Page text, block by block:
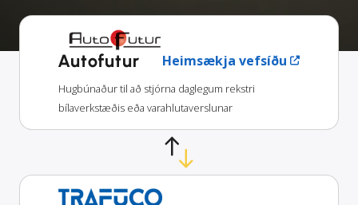
Autofutur Heimsækja vefsíðu
Hugbúnaður til að stjórna daglegum rekstri
bílaverkstæðis eða varahlutaverslunar